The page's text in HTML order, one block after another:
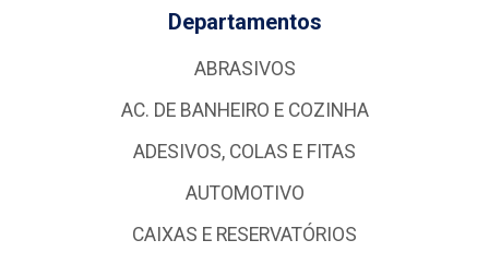
Departamentos
ABRASIVOS
AC. DE BANHEIRO E COZINHA
ADESIVOS, COLAS E FITAS
AUTOMOTIVO
CAIXAS E RESERVATÓRIOS